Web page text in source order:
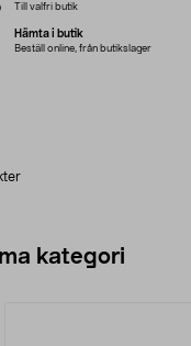
Till valfri butik
Hämta i butik
Beställ online, från butikslager
kategori